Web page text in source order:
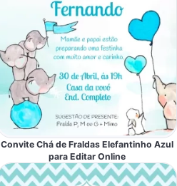
Convite Chá de Fraldas Elefantinho Azul
para Editar Online